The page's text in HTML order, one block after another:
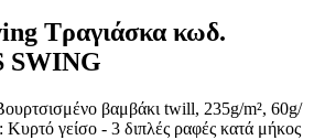
Τραγιάσκα κωδ.
SWING
βαμβάκι twill, 235g/m², 60g/
Κυρτό γείσο - 3 διπλές ραφές κατά μήκος